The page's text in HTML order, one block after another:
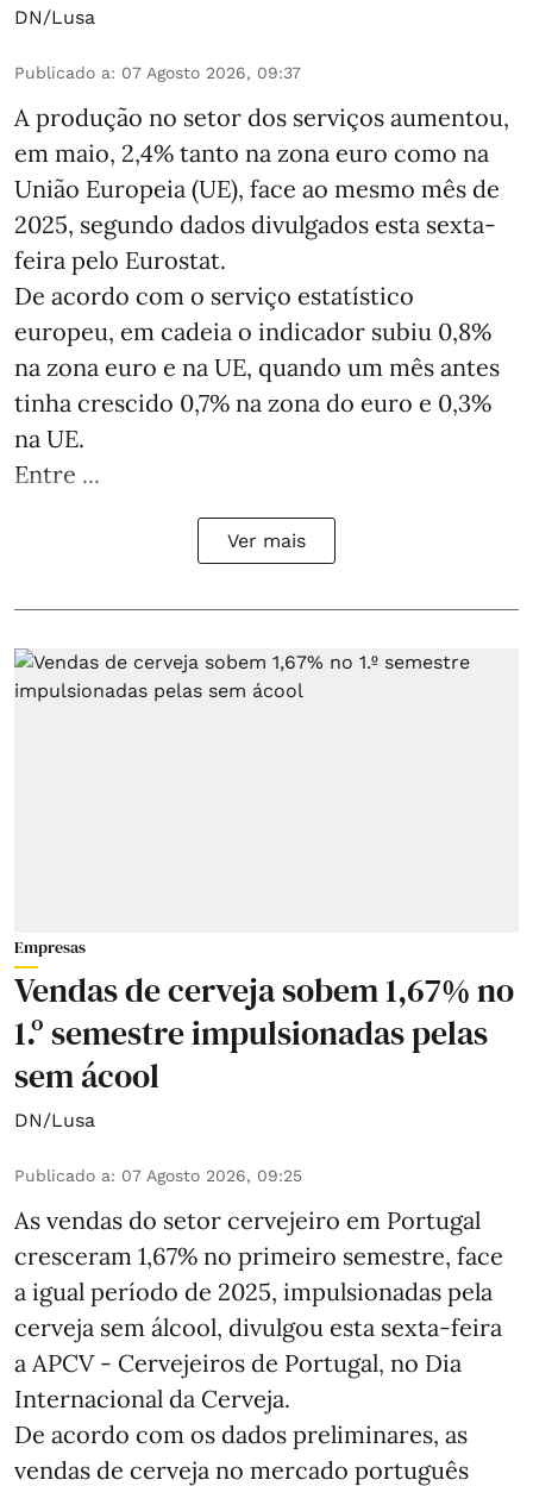
DN/Lusa
Publicado a: 07 Agosto 2026, 09:37
A produção no setor dos serviços aumentou,
em maio, 2,4% tanto na zona euro como na
União Europeia (UE), face ao mesmo mês de
2025, segundo dados divulgados esta sexta-
feira pelo Eurostat.
De acordo com o serviço estatístico
europeu, em cadeia o indicador subiu 0,8%
na zona euro e na UE, quando um mês antes
tinha crescido 0,7% na zona do euro e 0,3%
na UE.
Entre ...
Ver mais
Empresas
Vendas de cerveja sobem 1,67% no
1.º semestre impulsionadas pelas
sem ácool
DN/Lusa
Publicado a: 07 Agosto 2026, 09:25
As vendas do setor cervejeiro em Portugal
cresceram 1,67% no primeiro semestre, face
a igual período de 2025, impulsionadas pela
cerveja sem álcool, divulgou esta sexta-feira
a APCV - Cervejeiros de Portugal, no Dia
Internacional da Cerveja.
De acordo com os dados preliminares, as
vendas de cerveja no mercado português